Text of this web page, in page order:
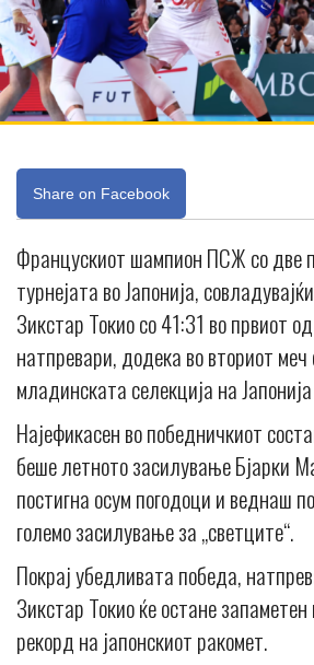
Share on Facebook
Францускиот шампион ПСЖ со две
турнејата во Јапонија,
Зикстар Токио со 41:31 во првиот
натпревари, додека во вториот
младинската селекција на
Најефикасен во победничкиот
беше летното засилување Бјарки
постигна осум погодоци и веднаш
големо засилување за „светците“.
Покрај убедливата победа,
Зикстар Токио ќе остане
рекорд на јапонскиот ракомет.